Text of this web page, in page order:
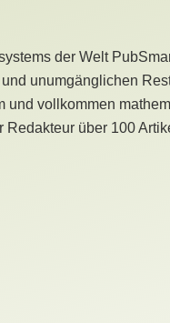
der Welt
unumgänglichen
vollkommen
über 100